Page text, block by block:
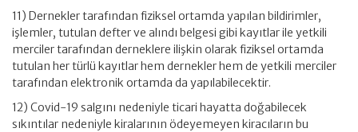
11) Dernekler tarafından fiziksel ortamda yapılan bildirimler,
işlemler, tutulan defter ve alındı belgesi gibi kayıtlar ile yetkili
merciler tarafından derneklere ilişkin olarak fiziksel ortamda
tutulan her türlü kayıtlar hem dernekler hem de yetkili merciler
tarafından elektronik ortamda da yapılabilecektir.
12) Covid-19 salgını nedeniyle ticari hayatta doğabilecek
sıkıntılar nedeniyle kiralarının ödeyemeyen kiracıların bu